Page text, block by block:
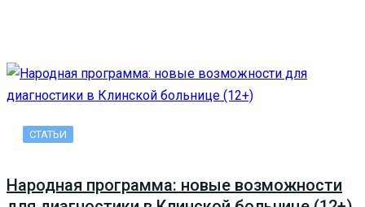
СТАТЬИ
Народная программа: новые возможности